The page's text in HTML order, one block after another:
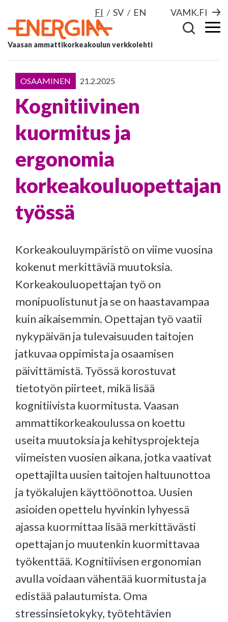
FI SV EN VAMK.FI
Vaasan ammattikorkeakoulun verkkolehti
OSAAMINEN 21.2.2025
Kognitiivinen
kuormitus ja
ergonomia
korkeakouluopettajan
työssä
Korkeakouluympäristö on viime vuosina
kokenut merkittäviä muutoksia.
Korkeakouluopettajan työ on
monipuolistunut ja se on haastavampaa
kuin aikaisemmin. Opettajan työ vaatii
nykypäivän ja tulevaisuuden taitojen
jatkuvaa oppimista ja osaamisen
päivittämistä. Työssä korostuvat
tietotyön piirteet, mikä lisää
kognitiivista kuormitusta. Vaasan
ammattikorkeakoulussa on koettu
useita muutoksia ja kehitysprojekteja
viimeisten vuosien aikana, jotka vaativat
opettajilta uusien taitojen haltuunottoa
ja työkalujen käyttöönottoa. Uusien
asioiden opettelu hyvinkin lyhyessä
ajassa kuormittaa lisää merkittävästi
opettajan jo muutenkin kuormittavaa
työkenttää. Kognitiivisen ergonomian
avulla voidaan vähentää kuormitusta ja
edistää palautumista. Oma
stressinsietokyky, työtehtävien